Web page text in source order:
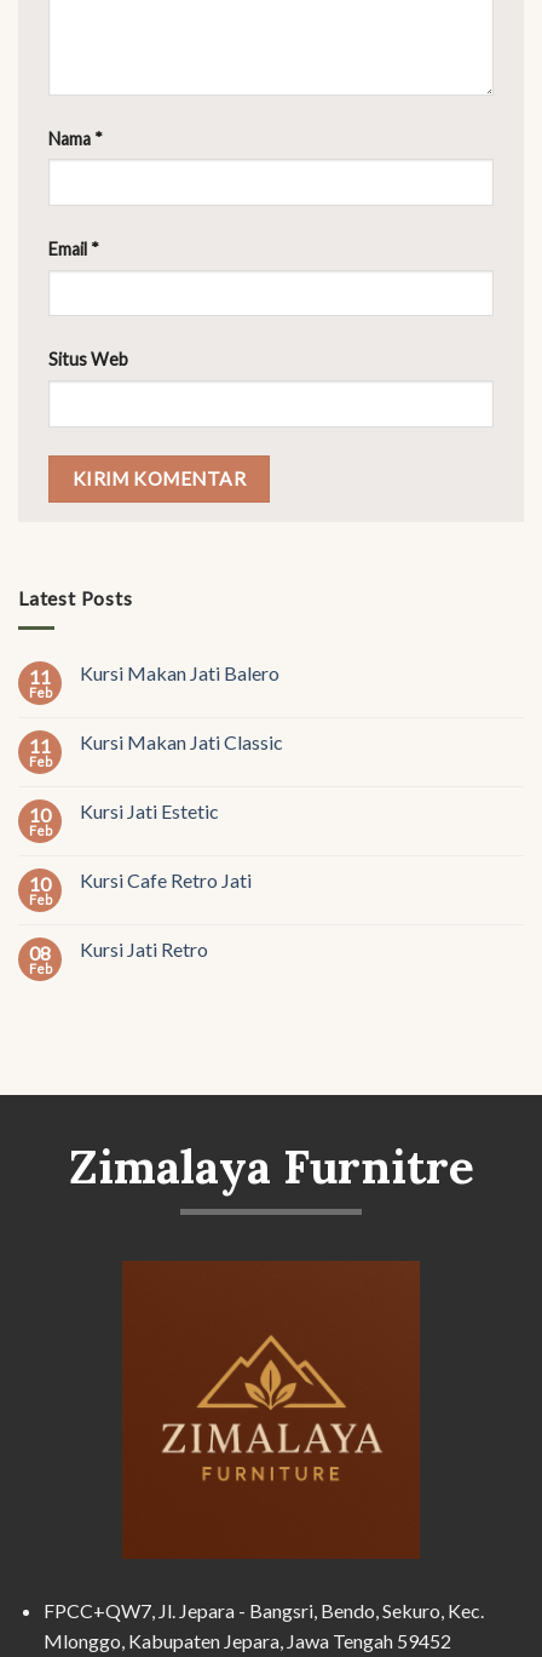
Nama *
Email *
Situs Web
Latest Posts
11
Feb
Kursi Makan Jati Balero
11
Feb
Kursi Makan Jati Classic
10
Feb
Kursi Jati Estetic
10
Feb
Kursi Cafe Retro Jati
08
Feb
Kursi Jati Retro
Zimalaya Furnitre
FPCC+QW7, Jl. Jepara - Bangsri, Bendo, Sekuro, Kec.
Mlonggo, Kabupaten Jepara, Jawa Tengah 59452